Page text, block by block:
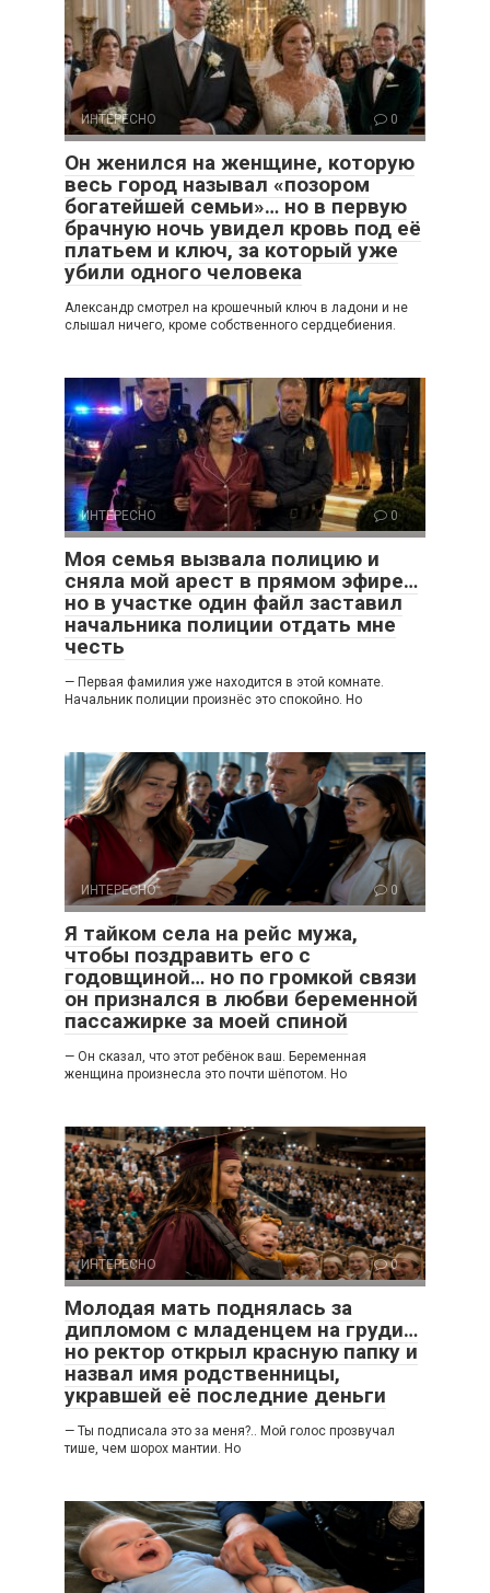
ИНТЕРЕСНО 0
Он женился на женщине, которую
весь город называл «позором
богатейшей семьи»… но в первую
брачную ночь увидел кровь под её
платьем и ключ, за который уже
убили одного человека
Александр смотрел на крошечный ключ в ладони и не
слышал ничего, кроме собственного сердцебиения.
ИНТЕРЕСНО 0
Моя семья вызвала полицию и
сняла мой арест в прямом эфире…
но в участке один файл заставил
начальника полиции отдать мне
честь
— Первая фамилия уже находится в этой комнате.
Начальник полиции произнёс это спокойно. Но
ИНТЕРЕСНО 0
Я тайком села на рейс мужа,
чтобы поздравить его с
годовщиной… но по громкой связи
он признался в любви беременной
пассажирке за моей спиной
— Он сказал, что этот ребёнок ваш. Беременная
женщина произнесла это почти шёпотом. Но
ИНТЕРЕСНО 0
Молодая мать поднялась за
дипломом с младенцем на груди…
но ректор открыл красную папку и
назвал имя родственницы,
укравшей её последние деньги
— Ты подписала это за меня?.. Мой голос прозвучал
тише, чем шорох мантии. Но